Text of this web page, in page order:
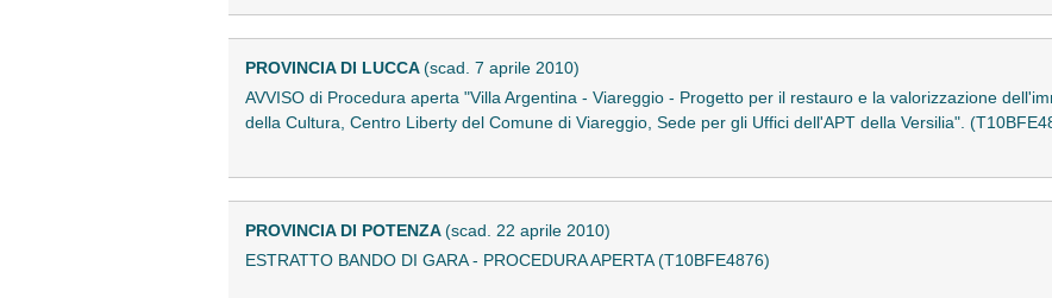
PROVINCIA DI LUCCA(scad. 7 aprile 2010)
AVVISO di Procedura aperta "Villa Argentina - Viareggio - Progetto per il restauro e la valorizzazione
della Cultura, Centro Liberty del Comune di Viareggio, Sede per gli Uffici dell'APT della Versilia".
PROVINCIA DI POTENZA(scad. 22 aprile 2010)
ESTRATTO BANDO DI GARA - PROCEDURA APERTA (T10BFE4876)